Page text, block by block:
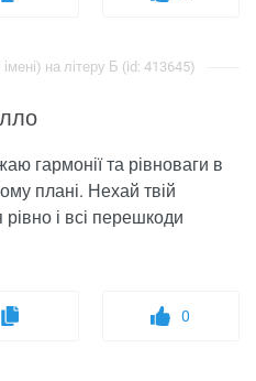
на літеру Б (id: 413645)
гармонії та рівноваги в
плані. Нехай твій
і всі перешкоди
0